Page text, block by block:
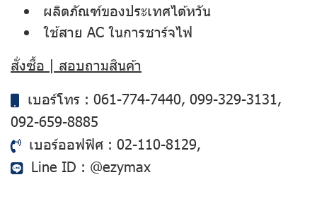
ผลิตภัณฑ์ของประเทศไต้หวัน
ใช้สาย AC ในการชาร์จไฟ
สั่งซื้อ | สอบถามสินค้า
เบอร์โทร : 061-774-7440, 099-329-3131 ,
092-659-8885
เบอร์ออฟฟิศ : 02-110-8129,
Line ID : @ezymax